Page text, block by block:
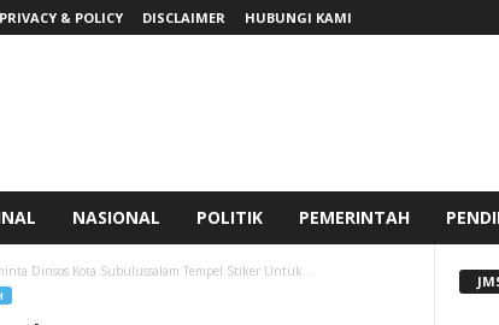
PRIVACY & POLICY DISCLAIMER HUBUNGI KAMI
NASIONAL POLITIK PEMERINTAH
Dinsos Kota Subulussalam Tempel Stiker Untuk...